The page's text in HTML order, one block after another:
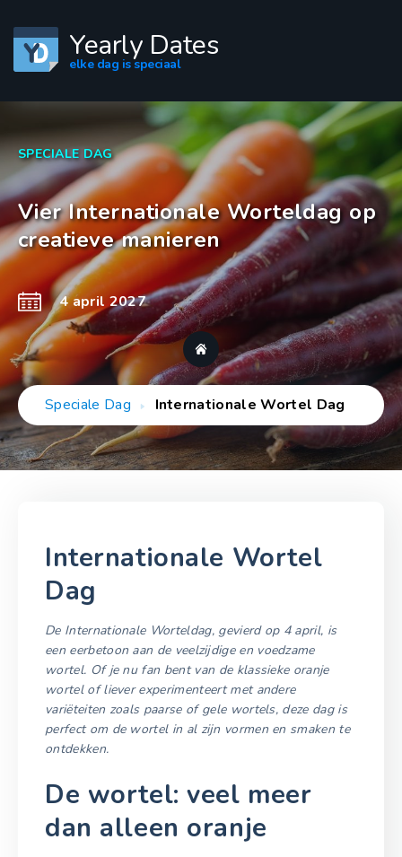
Yearly Dates
elke dag is speciaal
SPECIALE DAG
Vier Internationale Worteldag op
creatieve manieren
4 april 2027
Speciale Dag Internationale Wortel Dag
Internationale Wortel
Dag
De Internationale Worteldag, gevierd op 4 april, is
een eerbetoon aan de veelzijdige en voedzame
wortel. Of je nu fan bent van de klassieke oranje
wortel of liever experimenteert met andere
variëteiten zoals paarse of gele wortels, deze dag is
perfect om de wortel in al zijn vormen en smaken te
ontdekken.
De wortel: veel meer
dan alleen oranje